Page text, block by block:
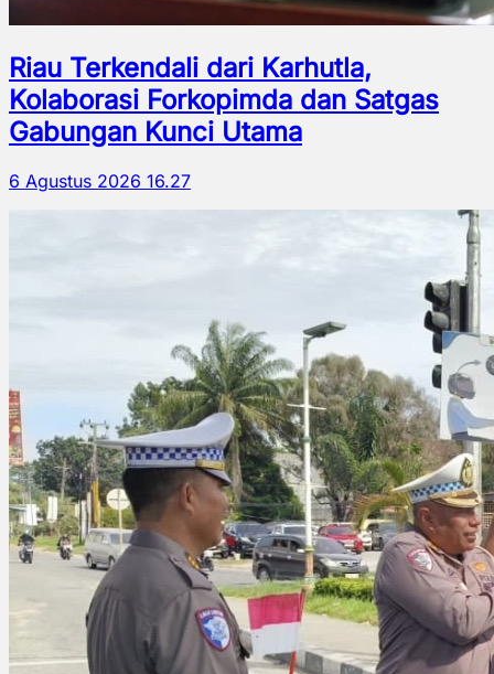
Riau Terkendali dari Karhutla,
Kolaborasi Forkopimda dan Satgas
Gabungan Kunci Utama
6 Agustus 2026 16.27